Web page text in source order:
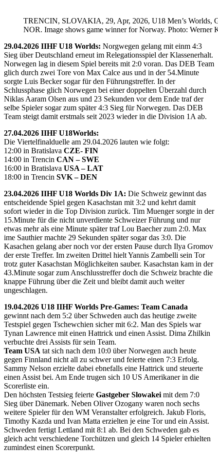
TRENCIN, SLOVAKIA, 29, Apr, 2026, U18 Men’s Worlds,
NOR. Image shows game winner for Norway. Photo: Werner
29.04.2026 IIHF U18 Worlds: Norgwegen gelang mit einm 4:3
Sieg über Deutschland erneut im Relegationsspiel der Klassenerhalt.
Norwegen lag in diesem Spiel bereits mit 2:0 voran. Das DEB Team
glich durch zwei Tore von Max Calce aus und in der 54.Minute
sorgte Luis Becker sogar für den Führungstreffer. In der
Schlussphase glich Norwegen bei einer doppelten Überzahl durch
Niklas Aaram Olsen aus und 23 Sekunden vor dem Ende traf der
selbe Spieler sogar zum später 4:3 Sieg für Norwegen. Das DEB
Team steigt damit erstmals seit 2023 wieder in die Division 1A ab.
27.04.2026 IIHF U18Worlds:
Die Viertelfinalduelle am 29.04.2026 lauten wie folgt:
12:00 in Bratislava CZE- FIN
14:00 in Trencin CAN – SWE
16:00 in Bratislava USA – LAT
18:00 in Trencin SVK – DEN
23.04.2026 IIHF U18 Worlds Div 1A: Die Schweiz gewinnt das
entscheidende Spiel gegen Kasachstan mit 3:2 und kehrt damit
sofort wieder in die Top Division zurück. Tim Muenger sorgte in der
15.Minute für die nicht unverdiente Schweizer Führung und nur
etwas mehr als eine Minute später traf Lou Baecher zum 2:0. Max
ime Sauthier machte 29 Sekunden später sogar das 3:0. Die
Kasachen gelang aber noch vor der ersten Pause durch Ilya Gromov
der erste Treffer. Im zweiten Drittel hielt Yannis Zambelli sein Tor
trotz guter Kasachstan Möglichkeiten sauber. Kasachstan kam in der
43.Minute sogar zum Anschlusstreffer doch die Schweiz brachte die
knappe Führung über die Zeit und bleibt damit auch weiter
ungeschlagen.
19.04.2026 U18 IIHF Worlds Pre-Games: Team Canada
gewinnt nach dem 5:2 über Schweden auch das heutige zweite
Testspiel gegen Tschewchien sicher mit 6:2. Man des Spiels war
Tynan Lawrence mit einen Hattrick und einen Assist. Dima Zhilkin
verbuchte drei Assists für sein Team.
Team USA tat sich nach dem 10:0 über Norwegen auch heute
gegen Finnland nicht all zu schwer und feierte einen 7:3 Erfolg.
Sammy Nelson erzielte dabei ebnefalls eine Hattrick und steuerte
einen Assist bei. Am Ende trugen sich 10 US Amerikaner in die
Scorerliste ein.
Den höchsten Testsieg feierte Gastgeber Slowakei mit dem 7:0
Sieg über Dänemark. Neben Oliver Ozogany waren noch sechs
weitere Spieler für den WM Veranstalter erfolgreich. Jakub Floris,
Timothy Kazda und Ivan Matta erzielten je eine Tor und ein Assist.
Schweden fertigt Lettland mit 8:1 ab. Bei den Schweden gab es
gleich acht verschiedene Torchützen und gleich 14 Spieler erhielten
zumindest einen Scorerpunkt.